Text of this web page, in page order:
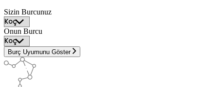
Sizin Burcunuz
Onun Burcu
Burç Uyumunu Göster